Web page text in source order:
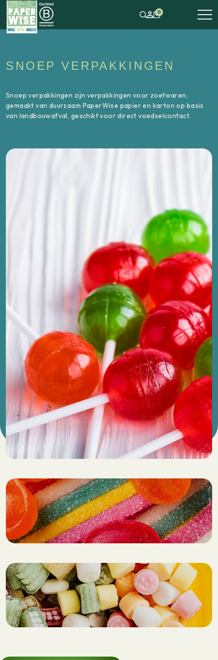
0
SNOEP VERPAKKINGEN
Snoep verpakkingen zijn verpakkingen voor zoetwaren,
gemaakt van duurzaam PaperWise papier en karton op basis
van landbouwafval, geschikt voor direct voedselcontact.